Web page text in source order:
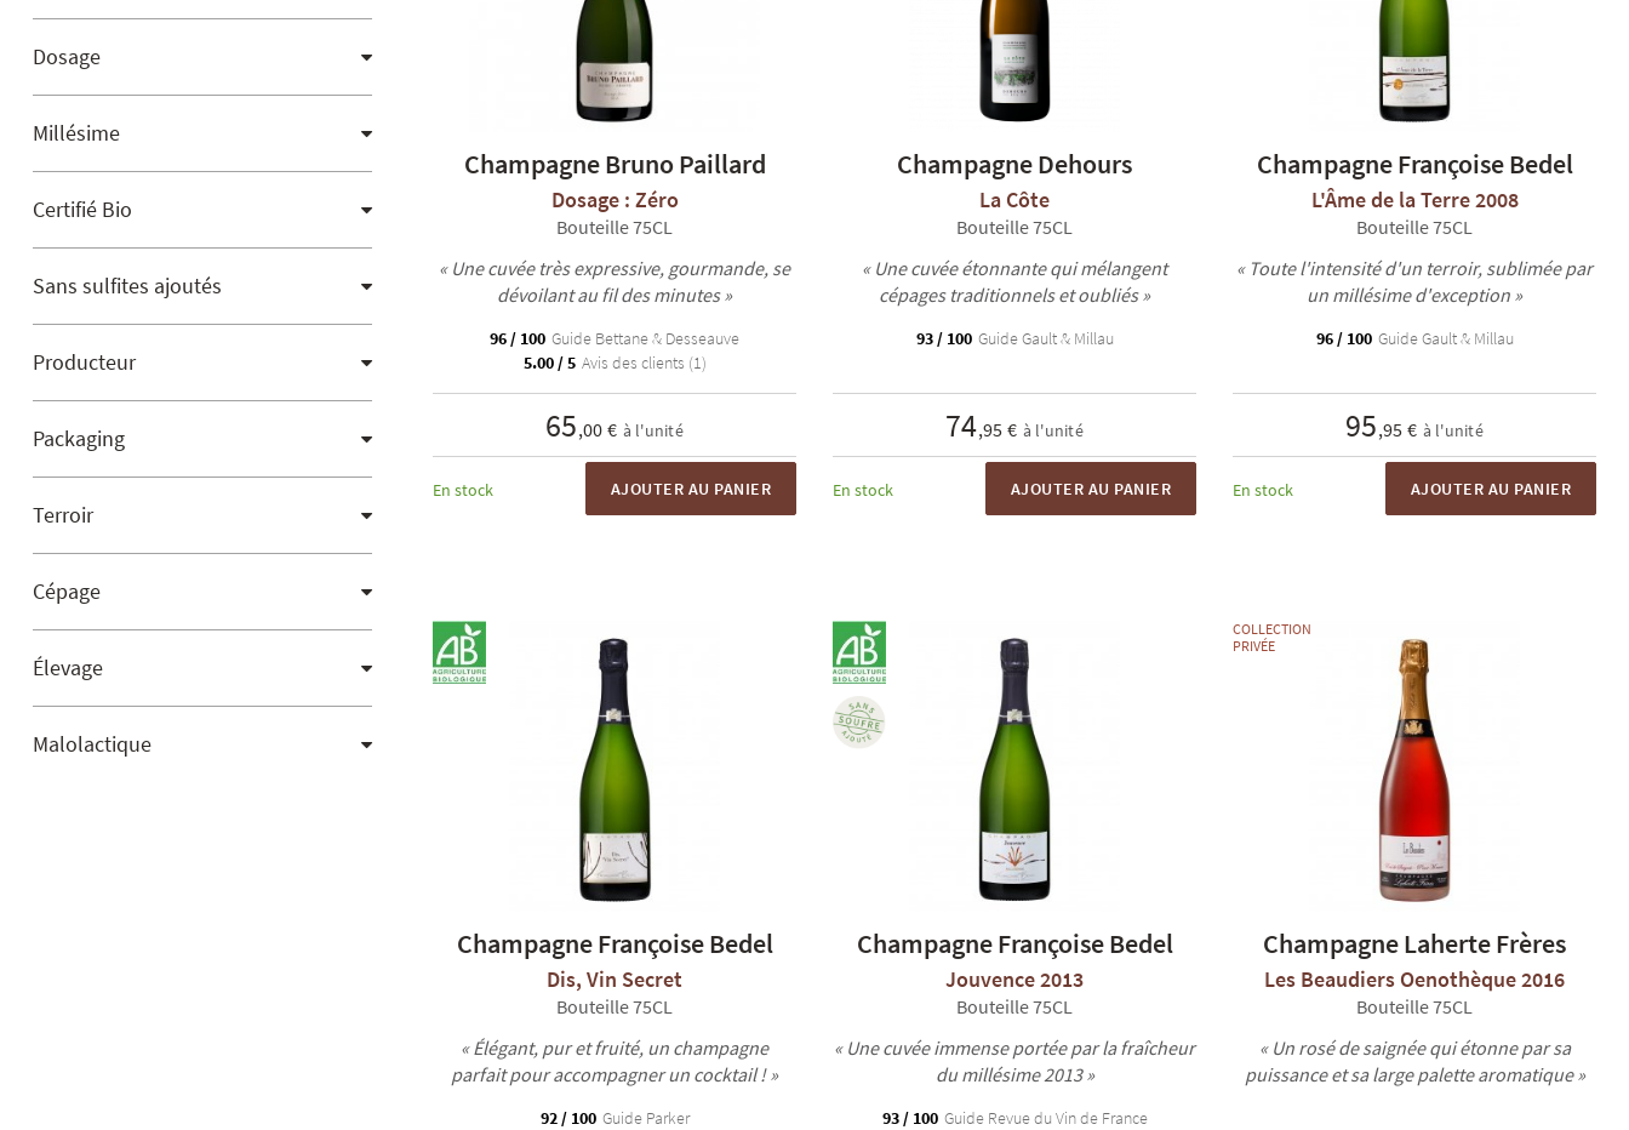
Dosage
Millésime
Certifié Bio
Sans sulfites ajoutés
Producteur
Packaging
Terroir
Cépage
Élevage
Malolactique
Champagne Bruno Paillard
Dosage : Zéro
Bouteille 75CL
« Une cuvée très expressive, gourmande, se
dévoilant au fil des minutes »
96 / 100 Guide Bettane & Desseauve
5.00 / 5 Avis des clients (1)
65,00 € à l'unité
En stock AJOUTER AU PANIER
Champagne Dehours
La Côte
Bouteille 75CL
« Une cuvée étonnante qui mélangent
cépages traditionnels et oubliés »
93 / 100 Guide Gault & Millau
74,95 € à l'unité
En stock AJOUTER AU PANIER
Champagne Françoise Bedel
L'Âme de la Terre 2008
Bouteille 75CL
« Toute l'intensité d'un terroir, sublimée par
un millésime d'exception »
96 / 100 Guide Gault & Millau
95,95 € à l'unité
En stock AJOUTER AU PANIER
Champagne Françoise Bedel
Dis, Vin Secret
Bouteille 75CL
« Élégant, pur et fruité, un champagne
parfait pour accompagner un cocktail ! »
92 / 100 Guide Parker
Champagne Françoise Bedel
Jouvence 2013
Bouteille 75CL
« Une cuvée immense portée par la fraîcheur
du millésime 2013 »
93 / 100 Guide Revue du Vin de France
COLLECTION
PRIVÉE
Champagne Laherte Frères
Les Beaudiers Oenothèque 2016
Bouteille 75CL
« Un rosé de saignée qui étonne par sa
puissance et sa large palette aromatique »